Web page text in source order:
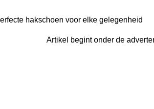
Artikel begint onder de